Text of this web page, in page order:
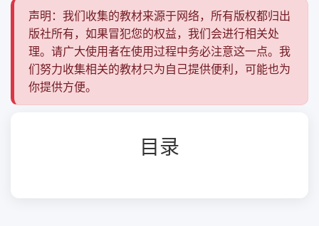
声明：我们收集的教材来源于网络，所有版权都归出
版社所有，如果冒犯您的权益，我们会进行相关处
理。请广大使用者在使用过程中务必注意这一点。我
们努力收集相关的教材只为自己提供便利，可能也为
你提供方便。
目录